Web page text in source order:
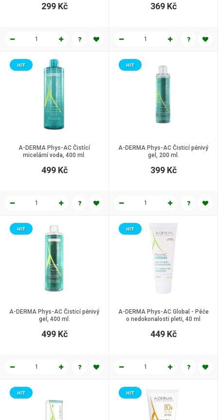
299 Kč 369 Kč
A-DERMA Phys-AC Čistící
micelární voda, 400 ml.
HIT
499 Kč
A-DERMA Phys-AC Čisticí pěnivý
gel, 200 ml.
HIT
399 Kč
A-DERMA Phys-AC Čisticí pěnivý
gel, 400 ml.
HIT
499 Kč
A-DERMA Phys-AC Global - Péče
o nedokonalosti pleti, 40 ml
HIT
449 Kč
HIT HIT